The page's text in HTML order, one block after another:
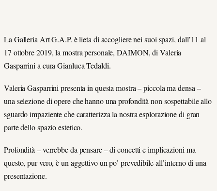
La Galleria Art G.A.P. è lieta di accogliere nei suoi spazi, dall’11 al
17 ottobre 2019, la mostra personale, DAIMON, di Valeria
Gasparrini a cura Gianluca Tedaldi.
Valeria Gasparrini presenta in questa mostra – piccola ma densa –
una selezione di opere che hanno una profondità non sospettabile allo
sguardo impaziente che caratterizza la nostra esplorazione di gran
parte dello spazio estetico.
Profondità – verrebbe da pensare – di concetti e implicazioni ma
questo, pur vero, è un aggettivo un po’ prevedibile all’interno di una
presentazione.